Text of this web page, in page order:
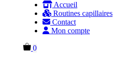
Accueil
Routines capillaires
Contact
Mon compte
0